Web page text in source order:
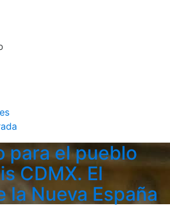
para el pueblo
CDMX. El
la Nueva España